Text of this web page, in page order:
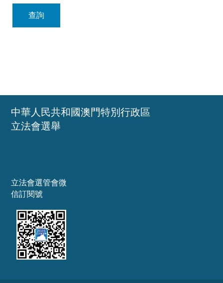
查詢
中華人民共和國澳門特別行政區
立法會選舉
立法會選管會微
信訂閱號